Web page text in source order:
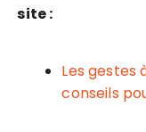
site :
Les gestes
conseils